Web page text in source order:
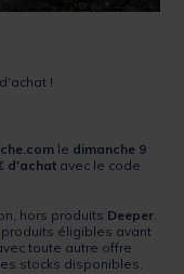
!
le dimanche 9
d'achat avec le code
hors produits Deeper.
éligibles avant
toute autre offre
stocks disponibles.